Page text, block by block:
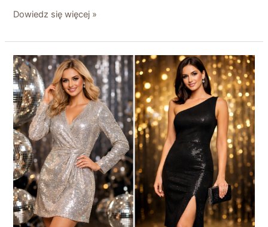
Dowiedz się więcej »
Impreza
karnawałowa?
Czas
na
wybór
idealnej
sukienki